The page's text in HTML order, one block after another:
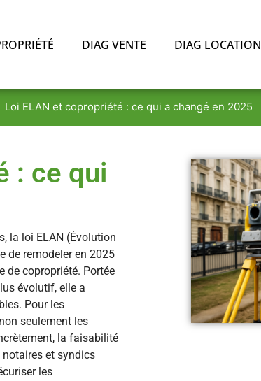
DIAG VENTE DIAG LOCATION
Loi ELAN et copropriété : ce qui a changé en 2025
: ce qui
la loi ELAN (Évolution
de remodeler en 2025
de copropriété. Portée
évolutif, elle a
Pour les
seulement les
la faisabilité
et syndics
les